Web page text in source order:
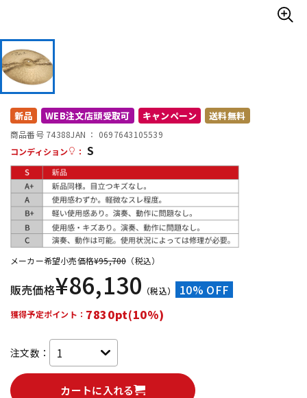
配信/ライブ機器
中古
新品 WEB注文店頭受取可 キャンペーン 送料無料
商品番号 74388JAN ： 0697643105539
コンディション
： S
メーカー希望小売価格¥95,700 （税込）
販売価格¥86,130 （税込） 10% OFF
獲得予定ポイント： 7830pt(10%)
注文数：
カートに入れる